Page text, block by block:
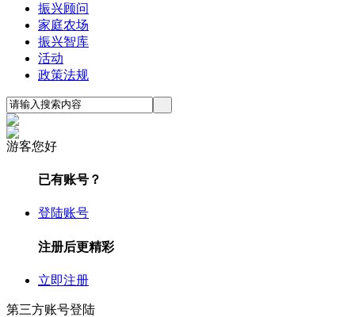
振兴顾问
家庭农场
振兴智库
活动
政策法规
游客您好
已有账号？
登陆账号
注册后更精彩
立即注册
第三方账号登陆